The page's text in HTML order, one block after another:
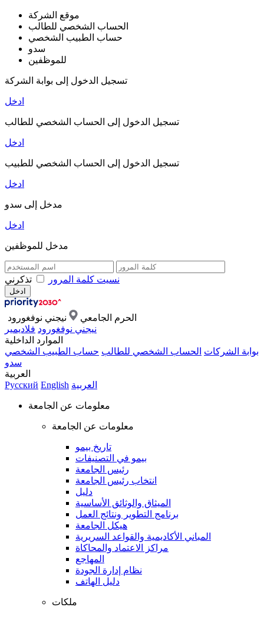
موقع الشركة
الحساب الشخصي للطالب
حساب الطبيب الشخصي
سدو
للموظفين
تسجيل الدخول إلى بوابة الشركة
ادخل
تسجيل الدخول إلى الحساب الشخصي للطالب
ادخل
تسجيل الدخول إلى الحساب الشخصي للطبيب
ادخل
مدخل إلى سدو
ادخل
مدخل للموظفين
نسيت كلمة المرور تذكرني
الحرم الجامعي
نيجني نوفغورود
نيجني نوفغورود فلاديمير
الموارد الداخلية
بوابة الشركات الحساب الشخصي للطالب حساب الطبيب الشخصي
سدو
العربية
Русский English العربية
معلومات عن الجامعة
معلومات عن الجامعة
تاريخ بيمو
بيمو في التصنيفات
رئيس الجامعة
انتخاب رئيس الجامعة
دليل
الميثاق والوثائق الأساسية
برنامج التطوير ونتائج العمل
هيكل الجامعة
المباني الأكاديمية والقواعد السريرية
مراكز الاعتماد والمحاكاة
المهاجع
نظام إدارة الجودة
دليل الهاتف
ملكات